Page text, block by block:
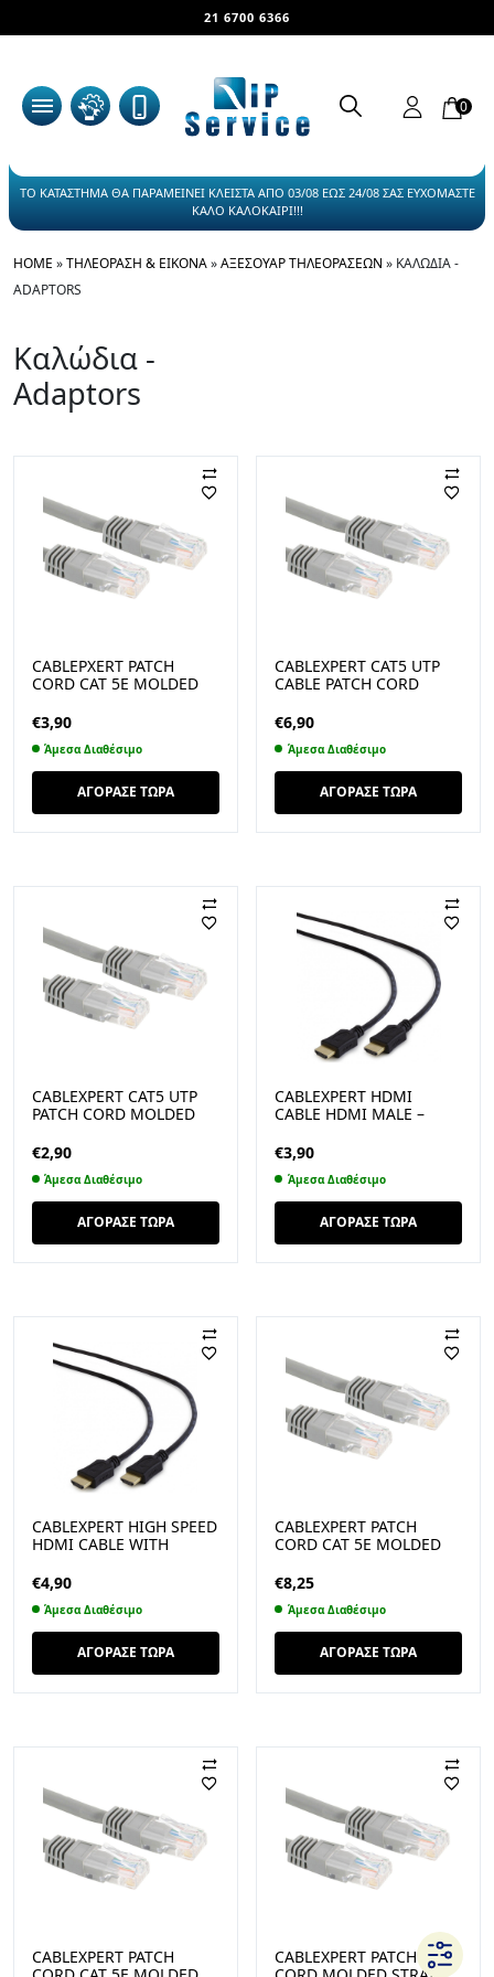
21 6700 6366
0
ΤΟ ΚΑΤΑΣΤΗΜΑ ΘΑ ΠΑΡΑΜΕΙΝΕΙ ΚΛΕΙΣΤΑ ΑΠΟ 03/08 ΕΩΣ 24/08 ΣΑΣ ΕΥΧΟΜΑΣΤΕ
ΚΑΛΟ ΚΑΛΟΚΑΙΡΙ!!!
HOME »ΤΗΛΕΌΡΑΣΗ & ΕΙΚΌΝΑ»ΑΞΕΣΟΥΆΡ ΤΗΛΕΟΡΆΣΕΩΝ » ΚΑΛΏΔΙΑ -
ADAPTORS
Καλώδια -
Adaptors
CABLEPXERT PATCH
CORD CAT 5E MOLDED
((PP12-5M)
€3,90
Άμεσα Διαθέσιμο
ΑΓΟΡΑΣΕ ΤΩΡΑ
CABLEXPERT CAT5 UTP
CABLE PATCH CORD
50U PLUGS GREY 15M
(PP12-15M)
€6,90
Άμεσα Διαθέσιμο
ΑΓΟΡΑΣΕ ΤΩΡΑ
CABLEXPERT CAT5 UTP
PATCH CORD MOLDED
PLUGS GREY 3M (PP12-
3M)
€2,90
Άμεσα Διαθέσιμο
ΑΓΟΡΑΣΕ ΤΩΡΑ
CABLEXPERT HDMI
CABLE HDMI MALE –
HDMI4L-6)
€3,90
Άμεσα Διαθέσιμο
ΑΓΟΡΑΣΕ ΤΩΡΑ
CABLEXPERT HIGH SPEED
HDMI CABLE WITH
HDMI4L-10)
€4,90
Άμεσα Διαθέσιμο
ΑΓΟΡΑΣΕ ΤΩΡΑ
CABLEXPERT PATCH
CORD CAT 5E MOLDED
PLUGS 20M (PP12-20M)
€8,25
Άμεσα Διαθέσιμο
ΑΓΟΡΑΣΕ ΤΩΡΑ
CABLEXPERT PATCH
CABLEXPERT PATCH